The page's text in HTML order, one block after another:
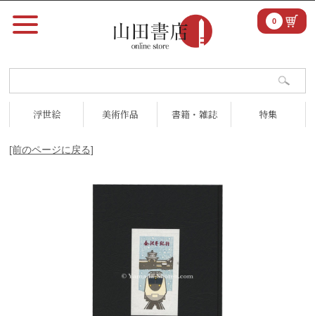
浮世絵 美術作品 書籍・雑誌 特集
0
[前のページに戻る]